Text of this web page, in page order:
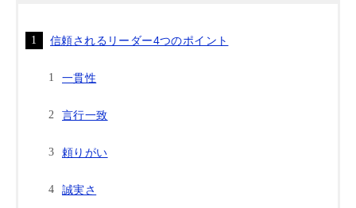
信頼されるリーダー4つのポイント
一貫性
言行一致
頼りがい
誠実さ